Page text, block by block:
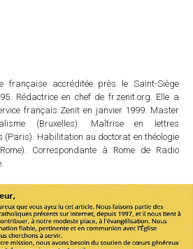
française accréditée près le Saint-Siège
Rédactrice en chef de fr.zenit.org. Elle a
français Zenit en janvier 1999. Master
(Bruxelles). Maîtrise en lettres
(Paris). Habilitation au doctorat en théologie
Correspondante à Rome de Radio